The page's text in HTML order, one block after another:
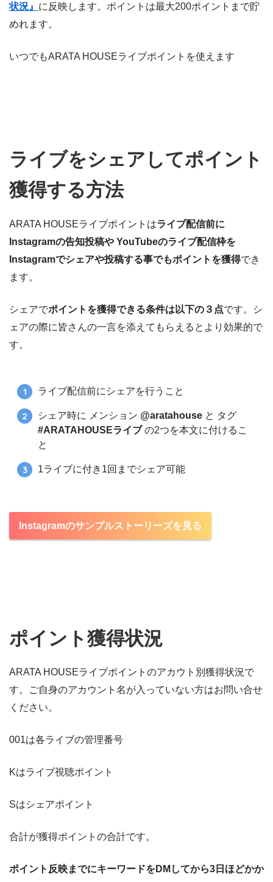
状況』 に反映します。ポイントは最大200ポイントまで貯
めれます。
いつでもARATA HOUSEライブポイントを使えます
ライブをシェアしてポイント
獲得する方法
ARATA HOUSEライブポイントはライブ配信前に
Instagramの告知投稿や YouTubeのライブ配信枠を
Instagramでシェアや投稿する事でもポイントを獲得でき
ます。
シェアでポイントを獲得できる条件は以下の３点です。シ
ェアの際に皆さんの一言を添えてもらえるとより効果的で
す。
ライブ配信前にシェアを行うこと
シェア時に メンション @aratahouse と タグ
#ARATAHOUSEライブの2つを本文に付けるこ
と
1ライブに付き1回までシェア可能
Instagramのサンプルストーリーズを見る
ポイント獲得状況
ARATA HOUSEライブポイントのアカウト別獲得状況で
す。ご自身のアカウント名が入っていない方はお問い合せ
ください。
001は各ライブの管理番号
Kはライブ視聴ポイント
Sはシェアポイント
合計が獲得ポイントの合計です。
ポイント反映までにキーワードをDMしてから3日ほどかか